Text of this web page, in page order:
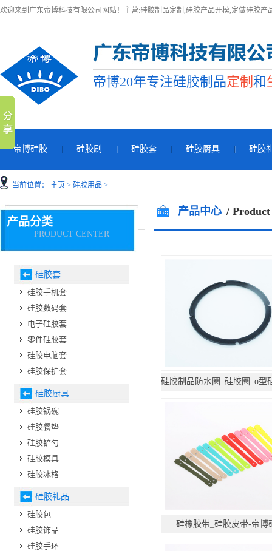
欢迎来到广东帝博科技有限公司网站！主营:硅胶制品定制,硅胶产品开模,定做硅胶产
帝博20年专注硅胶制品定制 和
帝博硅胶 硅胶刷 硅胶套 硅胶厨具 硅胶
当前位置： 主页 > 硅胶用品 >
产品中心 /
硅橡胶带_硅胶皮带-帝博
产品分类
PRODUCT CENTER
硅胶套
硅胶手机套
硅胶数码套
电子硅胶套
零件硅胶套
硅胶电脑套
硅胶保护套
硅胶厨具
硅胶锅碗
硅胶餐垫
硅胶铲勺
硅胶模具
硅胶冰格
硅胶礼品
硅胶包
硅胶饰品
硅胶手环